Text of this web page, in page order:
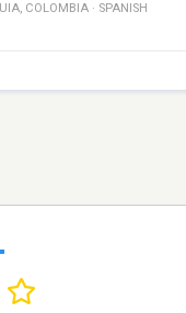
, COLOMBIA · SPANISH